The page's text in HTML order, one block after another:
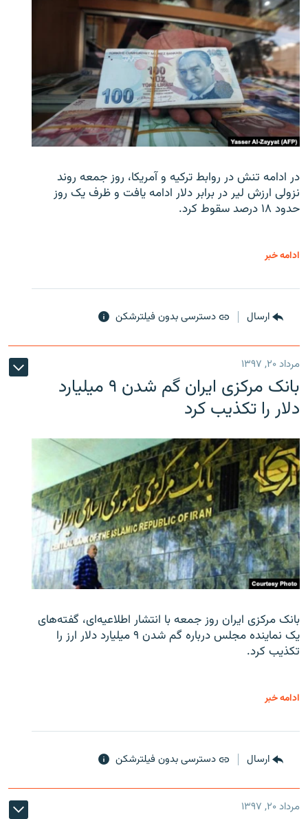
در ادامه تنش در روابط ترکیه و آمریکا، روز جمعه روند
نزولی ارزش لیر در برابر دلار ادامه یافت و ظرف یک روز
حدود ۱۸ درصد سقوط کرد.
ادامه خبر
ارسال دسترسی بدون فیلترشکن
مرداد ۲۰, ۱۳۹۷
بانک مرکزی ایران گم شدن ۹ میلیارد
دلار را تکذیب کرد
بانک مرکزی ایران روز جمعه با انتشار اطلاعیه‌ای، گفته‌های
یک نماینده مجلس درباره گم شدن ۹ میلیارد دلار ارز را
تکذیب کرد.
ادامه خبر
ارسال دسترسی بدون فیلترشکن
مرداد ۲۰, ۱۳۹۷